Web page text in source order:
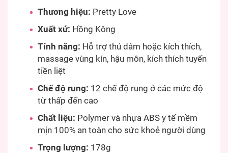
Thương hiệu: Pretty Love
Xuất xứ: Hồng Kông
Tính năng: Hỗ trợ thủ dâm hoặc kích thích,
massage vùng kín, hậu môn, kích thích tuyến
tiền liệt
Chế độ rung: 12 chế độ rung ở các mức độ
từ thấp đến cao
Chất liệu: Polymer và nhựa ABS y tế mềm
mịn 100% an toàn cho sức khoẻ người dùng
Trọng lượng: 178g